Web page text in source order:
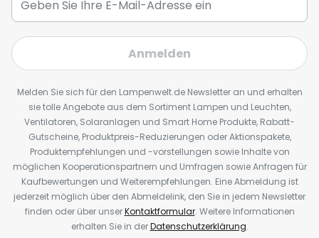
Anmelden
Melden Sie sich für den Lampenwelt.de Newsletter an und erhalten
sie tolle Angebote aus dem Sortiment Lampen und Leuchten,
Ventilatoren, Solaranlagen und Smart Home Produkte, Rabatt-
Gutscheine, Produktpreis-Reduzierungen oder Aktionspakete,
Produktempfehlungen und -vorstellungen sowie Inhalte von
möglichen Kooperationspartnern und Umfragen sowie Anfragen für
Kaufbewertungen und Weiterempfehlungen. Eine Abmeldung ist
jederzeit möglich über den Abmeldelink, den Sie in jedem Newsletter
finden oder über unserKontaktformular. Weitere Informationen
erhalten Sie in derDatenschutzerklärung.